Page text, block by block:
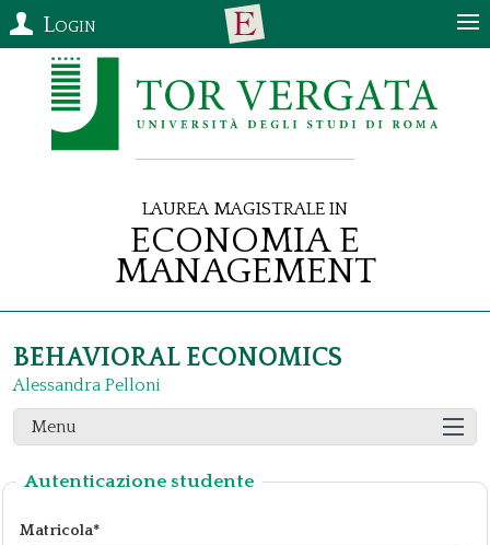
Login
Laurea Magistrale in
Economia e
Management
BEHAVIORAL ECONOMICS
Alessandra Pelloni
Menu
Autenticazione studente
Matricola*